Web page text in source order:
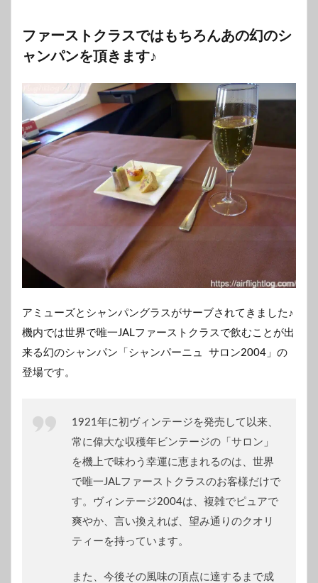
ファーストクラスではもちろんあの幻のシ
ャンパンを頂きます♪
アミューズとシャンパングラスがサーブされてきました♪
機内では世界で唯一JALファーストクラスで飲むことが出
来る幻のシャンパン「シャンパーニュ サロン2004」の
登場です。
1921年に初ヴィンテージを発売して以来、
常に偉大な収穫年ビンテージの「サロン」
を機上で味わう幸運に恵まれるのは、世界
で唯一JALファーストクラスのお客様だけで
す。ヴィンテージ2004は、複雑でピュアで
爽やか、言い換えれば、望み通りのクオリ
ティーを持っています。
また、今後その風味の頂点に達するまで成